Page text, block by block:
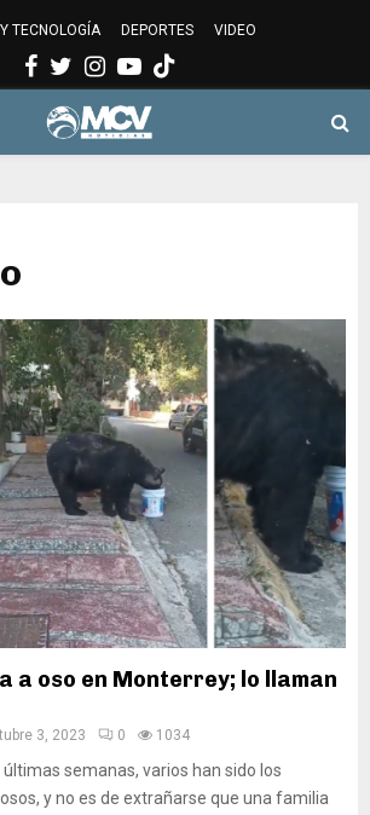
TECNOLOGÍA DEPORTES VIDEO
Facebook
Twitter
Instagram
Youtube
a oso en Monterrey; lo llaman
3, 2023 0 1034
últimas semanas, varios han sido los
y no es de extrañarse que una familia